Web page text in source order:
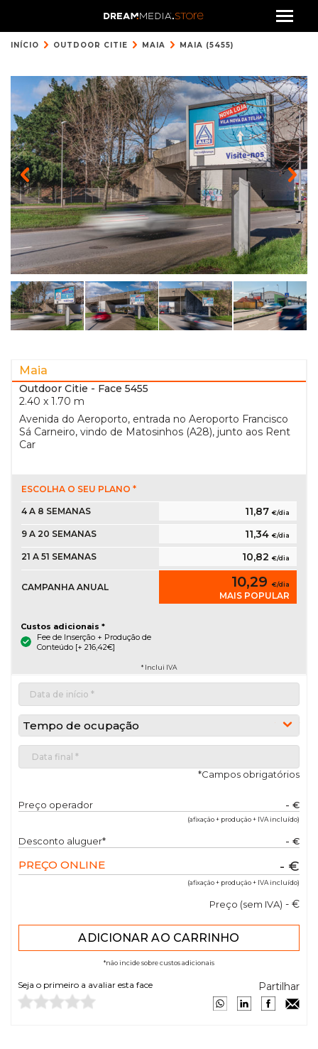
INÍCIO OUTDOOR CITIE MAIA MAIA (5455)
Maia
Outdoor Citie - Face 5455
2.40 x 1.70 m
Avenida do Aeroporto, entrada no Aeroporto Francisco
Sá Carneiro, vindo de Matosinhos (A28), junto aos Rent
Car
ESCOLHA O SEU PLANO *
4 A 8 SEMANAS 11,87 €/dia
9 A 20 SEMANAS 11,34 €/dia
21 A 51 SEMANAS 10,82 €/dia
CAMPANHA ANUAL 10,29 €/dia
MAIS POPULAR
Custos adicionais *
Fee de Inserção + Produção de
Conteúdo [+ 216,42€]
* Inclui IVA
Tempo de ocupação
*Campos obrigatórios
Preço operador - €
(afixação + produção + IVA incluído)
Desconto aluguer* - €
PREÇO ONLINE - €
(afixação + produção + IVA incluído)
Preço (sem IVA) - €
*não incide sobre custos adicionais
Seja o primeiro a avaliar esta face Partilhar